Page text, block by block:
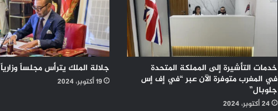
خدمات التأشيرة إلى المملكة المتحدة
في المغرب متوفرة الآن عبر “في إف إس
جلوبال”
24 أكتوبر، 2024
جلالة الملك يترأس مجلساً وزارياً
19 أكتوبر، 2024